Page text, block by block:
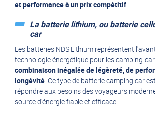
et performance à un prix compétitif.
La batterie lithium, ou batterie
car
Les batteries NDS Lithium représentent
technologie énergétique pour les camping-
combinaison inégalée de légèreté, de
longévité. Ce type de batterie camping car
répondre aux besoins des voyageurs
source d'énergie fiable et efficace.